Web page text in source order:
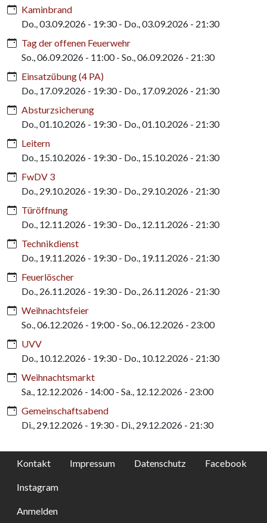
Kaminbrand
Do., 03.09.2026 - 19:30- Do., 03.09.2026 - 21:30
Tag der offenen Feuerwehr
So., 06.09.2026 - 11:00- So., 06.09.2026 - 21:30
Einsatzübung (4 PA)
Do., 17.09.2026 - 19:30- Do., 17.09.2026 - 21:30
Absturzsicherung
Do., 01.10.2026 - 19:30- Do., 01.10.2026 - 21:30
Leitern
Do., 15.10.2026 - 19:30- Do., 15.10.2026 - 21:30
FwDV 3
Do., 29.10.2026 - 19:30- Do., 29.10.2026 - 21:30
Türöffnung
Do., 12.11.2026 - 19:30- Do., 12.11.2026 - 21:30
Technikdienst
Do., 19.11.2026 - 19:30- Do., 19.11.2026 - 21:30
Feuerlöscher
Do., 26.11.2026 - 19:30- Do., 26.11.2026 - 21:30
Weihnachtsfeier
So., 06.12.2026 - 19:00- So., 06.12.2026 - 23:00
UVV
Do., 10.12.2026 - 19:30- Do., 10.12.2026 - 21:30
Weihnachtsmarkt
Sa., 12.12.2026 - 14:00- Sa., 12.12.2026 - 23:00
Gemeinschaftsabend
Di., 29.12.2026 - 19:30- Di., 29.12.2026 - 21:30
Kontakt Impressum Datenschutz Facebook
Instagram
Anmelden